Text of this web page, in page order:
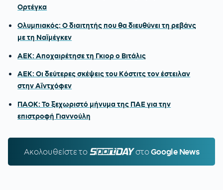
Ορτέγκα
Ολυμπιακός: Ο διαιτητής που θα διευθύνει τη ρεβάνς
με τη Ναϊμέγκεν
ΑΕΚ: Αποχαιρέτησε τη Γκιορ ο Βιτάλις
ΑΕΚ: Οι δεύτερες σκέψεις του Κόστιτς τον έστειλαν
στην Αϊντχόφεν
ΠΑΟΚ: Το ξεχωριστό μήνυμα της ΠΑΕ για την
επιστροφή Γιαννούλη
Ακολουθείστε τo SPORTDAY.GR
στοGoogle News